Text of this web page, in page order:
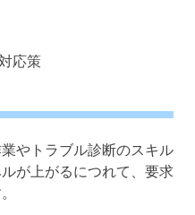
応策
やトラブル診断のスキル
が上がるにつれて、要求